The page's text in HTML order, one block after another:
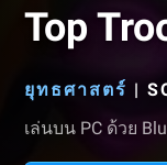
Top
ยุทธศาสตร์ |
เล่นบน PC ด้วย